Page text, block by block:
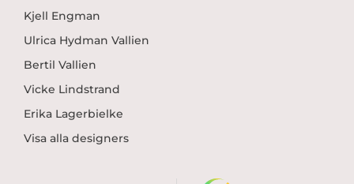
Kjell Engman
Ulrica Hydman Vallien
Bertil Vallien
Vicke Lindstrand
Erika Lagerbielke
Visa alla designers